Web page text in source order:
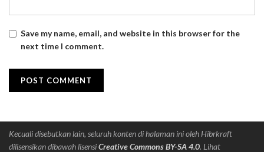
Save my name, email, and website in this browser for the
next time I comment.
Kecuali disebutkan lain, seluruh konten di halaman ini oleh Hibrkraft
dilisensikan dibawah lisensiCreative Commons BY-SA 4.0. Lihat